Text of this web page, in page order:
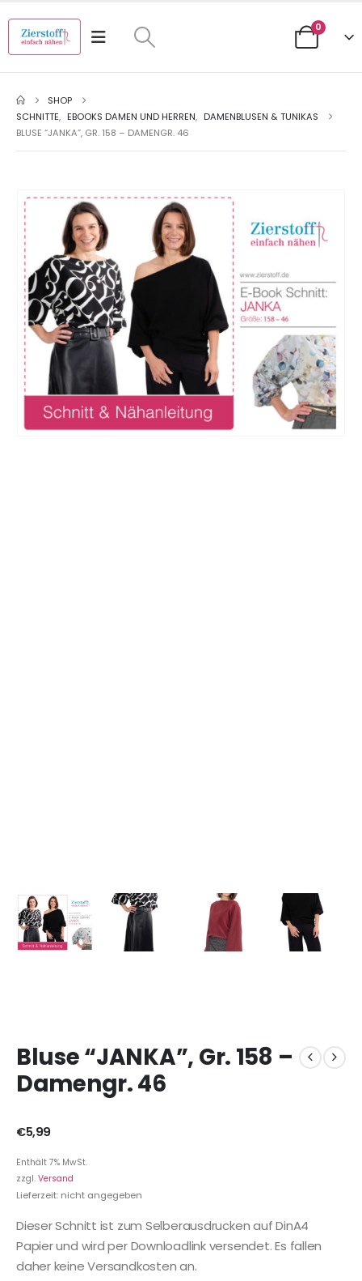
0
SHOP
SCHNITTE, EBOOKS DAMEN UND HERREN, DAMENBLUSEN & TUNIKAS
BLUSE “JANKA”, GR. 158 – DAMENGR. 46
Bluse “JANKA”, Gr. 158 –
Damengr. 46
€5,99
Enthält 7% MwSt.
zzgl. Versand
Lieferzeit: nicht angegeben
Dieser Schnitt ist zum Selberausdrucken auf DinA4
Papier und wird per Downloadlink versendet. Es fallen
daher keine Versandkosten an.